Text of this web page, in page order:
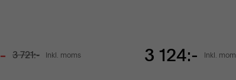
3 721:- Inkl. moms 3 124:- Inkl.